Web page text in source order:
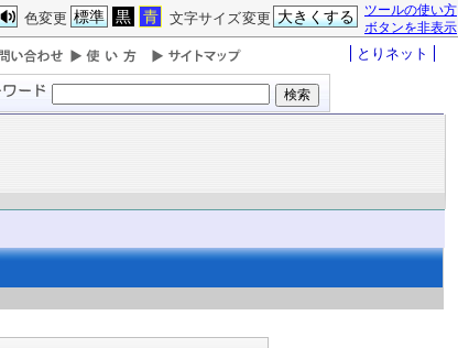
ツールの使い方
ボタンを非表示
文字サイズ変更 大きくする
色変更 標準 黒 青
とりネット